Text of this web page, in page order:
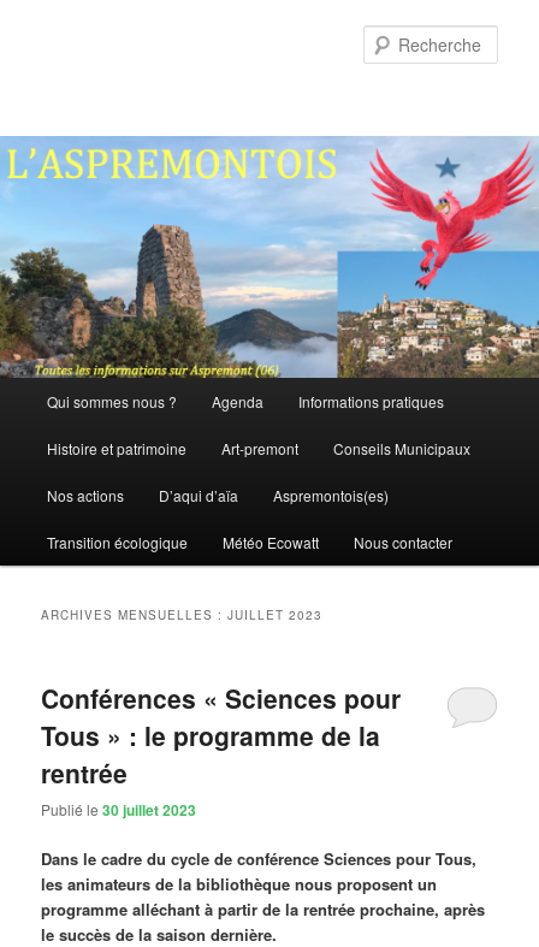
principal
Qui sommes nous ? Agenda Informations pratiques
Histoire et patrimoine Art-premont Conseils Municipaux
Nos actions D’aqui d’aïa Aspremontois(es)
Transition écologique Météo Ecowatt Nous contacter
ARCHIVES MENSUELLES :JUILLET 2023
Conférences « Sciences pour
Tous » : le programme de la
rentrée
Publié le30 juillet 2023
Dans le cadre du cycle de conférence Sciences pour Tous,
les animateurs de la bibliothèque nous proposent un
programme alléchant à partir de la rentrée prochaine, après
le succès de la saison dernière.